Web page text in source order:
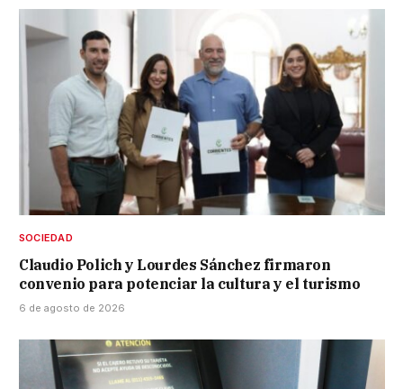
SOCIEDAD
Claudio Polich y Lourdes Sánchez firmaron
convenio para potenciar la cultura y el turismo
6 de agosto de 2026